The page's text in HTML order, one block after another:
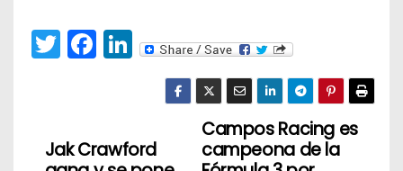
T
er
F
b
Li
dI
Campos Racing es
campeona de la
Jak Crawford